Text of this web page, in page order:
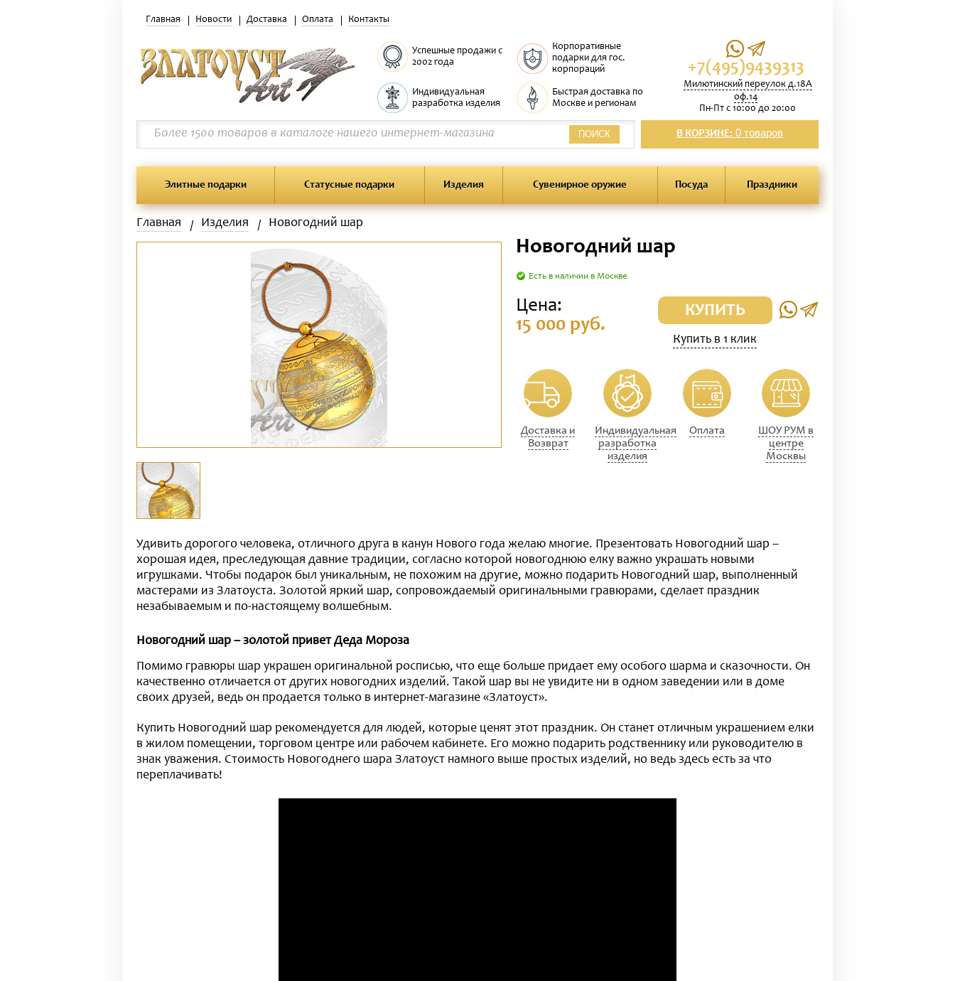
Главная Новости Доставка Оплата Контакты
+7(495)9439313
Милютинский переулок д.18А
оф.14
Пн-Пт с 10:00 до 20:00
Успешные продажи с
2002 года
Корпоративные
подарки для гос.
корпораций
Индивидуальная
разработка изделия
Быстрая доставка по
Москве и регионам
В КОРЗИНЕ: 0 товаров
ПОИСК
Элитные подарки Статусные подарки Изделия Сувенирное оружие Посуда Праздники
Главная Изделия Новогодний шар
Новогодний шар
Есть в наличии в Москве
Цена:
15 000 руб.
КУПИТЬ
Купить в 1 клик
Доставка и
Возврат
Индивидуальная
разработка
изделия
Оплата
ШОУ РУМ в
центре
Москвы
Удивить дорогого человека, отличного друга в канун Нового года желаю многие. Презентовать Новогодний шар –
хорошая идея, преследующая давние традиции, согласно которой новогоднюю елку важно украшать новыми
игрушками. Чтобы подарок был уникальным, не похожим на другие, можно подарить Новогодний шар, выполненный
мастерами из Златоуста. Золотой яркий шар, сопровождаемый оригинальными гравюрами, сделает праздник
незабываемым и по-настоящему волшебным.
Новогодний шар – золотой привет Деда Мороза
Помимо гравюры шар украшен оригинальной росписью, что еще больше придает ему особого шарма и сказочности. Он
качественно отличается от других новогодних изделий. Такой шар вы не увидите ни в одном заведении или в доме
своих друзей, ведь он продается только в интернет-магазине «Златоуст».
Купить Новогодний шар рекомендуется для людей, которые ценят этот праздник. Он станет отличным украшением елки
в жилом помещении, торговом центре или рабочем кабинете. Его можно подарить родственнику или руководителю в
знак уважения. Стоимость Новогоднего шара Златоуст намного выше простых изделий, но ведь здесь есть за что
переплачивать!